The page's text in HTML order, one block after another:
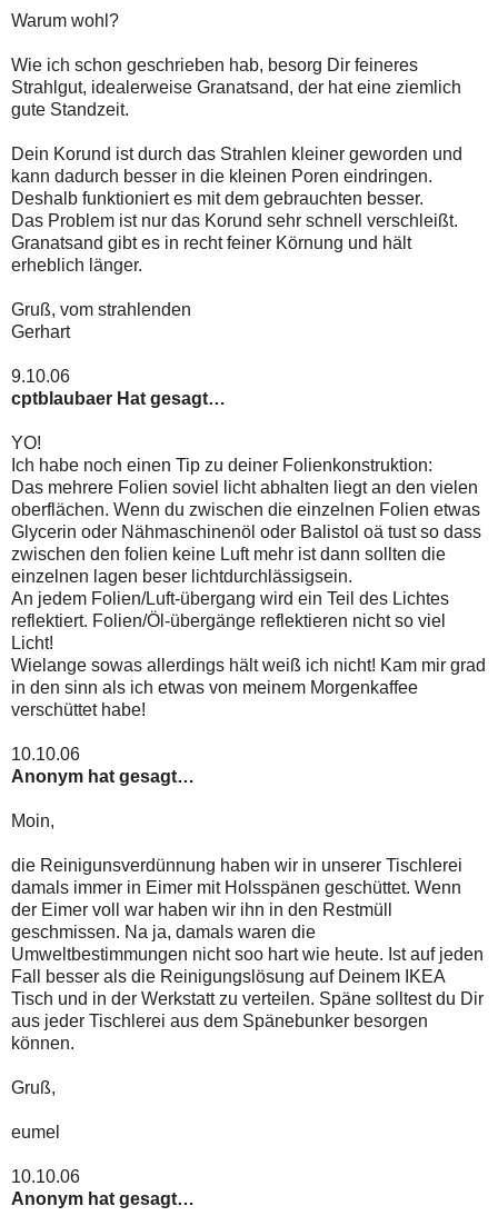
Warum wohl?
Wie ich schon geschrieben hab, besorg Dir feineres
Strahlgut, idealerweise Granatsand, der hat eine ziemlich
gute Standzeit.
Dein Korund ist durch das Strahlen kleiner geworden und
kann dadurch besser in die kleinen Poren eindringen.
Deshalb funktioniert es mit dem gebrauchten besser.
Das Problem ist nur das Korund sehr schnell verschleißt.
Granatsand gibt es in recht feiner Körnung und hält
erheblich länger.
Gruß, vom strahlenden
Gerhart
9.10.06
cptblaubaer Hat gesagt…
YO!
Ich habe noch einen Tip zu deiner Folienkonstruktion:
Das mehrere Folien soviel licht abhalten liegt an den vielen
oberflächen. Wenn du zwischen die einzelnen Folien etwas
Glycerin oder Nähmaschinenöl oder Balistol oä tust so dass
zwischen den folien keine Luft mehr ist dann sollten die
einzelnen lagen beser lichtdurchlässigsein.
An jedem Folien/Luft-übergang wird ein Teil des Lichtes
reflektiert. Folien/Öl-übergänge reflektieren nicht so viel
Licht!
Wielange sowas allerdings hält weiß ich nicht! Kam mir grad
in den sinn als ich etwas von meinem Morgenkaffee
verschüttet habe!
10.10.06
Anonym hat gesagt…
Moin,
die Reinigunsverdünnung haben wir in unserer Tischlerei
damals immer in Eimer mit Holsspänen geschüttet. Wenn
der Eimer voll war haben wir ihn in den Restmüll
geschmissen. Na ja, damals waren die
Umweltbestimmungen nicht soo hart wie heute. Ist auf jeden
Fall besser als die Reinigungslösung auf Deinem IKEA
Tisch und in der Werkstatt zu verteilen. Späne solltest du Dir
aus jeder Tischlerei aus dem Spänebunker besorgen
können.
Gruß,
eumel
10.10.06
Anonym hat gesagt…